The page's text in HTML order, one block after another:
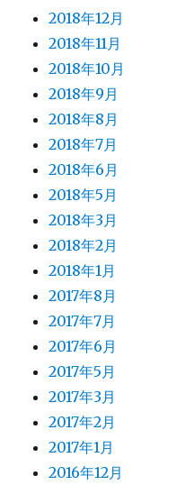
2018年12月
2018年11月
2018年10月
2018年9月
2018年8月
2018年7月
2018年6月
2018年5月
2018年3月
2018年2月
2018年1月
2017年8月
2017年7月
2017年6月
2017年5月
2017年3月
2017年2月
2017年1月
2016年12月